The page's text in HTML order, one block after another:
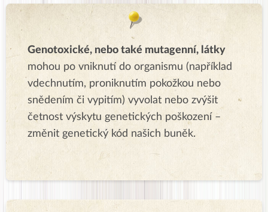
Genotoxické, nebo také mutagenní, látky
mohou po vniknutí do organismu (například
vdechnutím, proniknutím pokožkou nebo
snědením či vypitím) vyvolat nebo zvýšit
četnost výskytu genetických poškození –
změnit genetický kód našich buněk.